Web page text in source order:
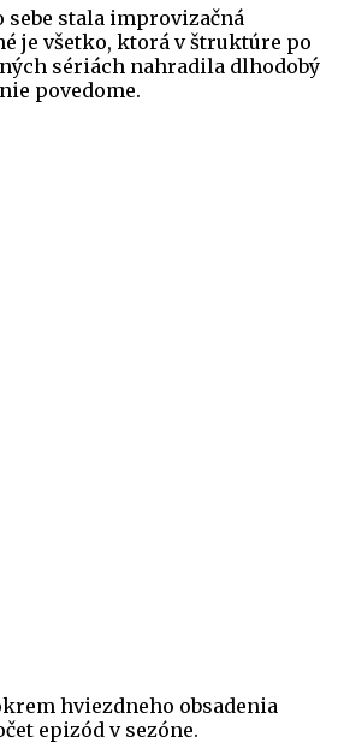
sebe stala improvizačná
je všetko, ktorá v štruktúre po
sériách nahradila dlhodobý
povedome.
hviezdneho obsadenia
epizód v sezóne.